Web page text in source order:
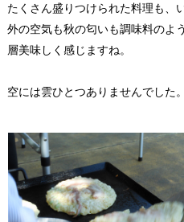
たくさん盛りつけられた料理も、
外の空気も秋の匂いも調味料のよ
層美味しく感じますね。
空には雲ひとつありませんでした。